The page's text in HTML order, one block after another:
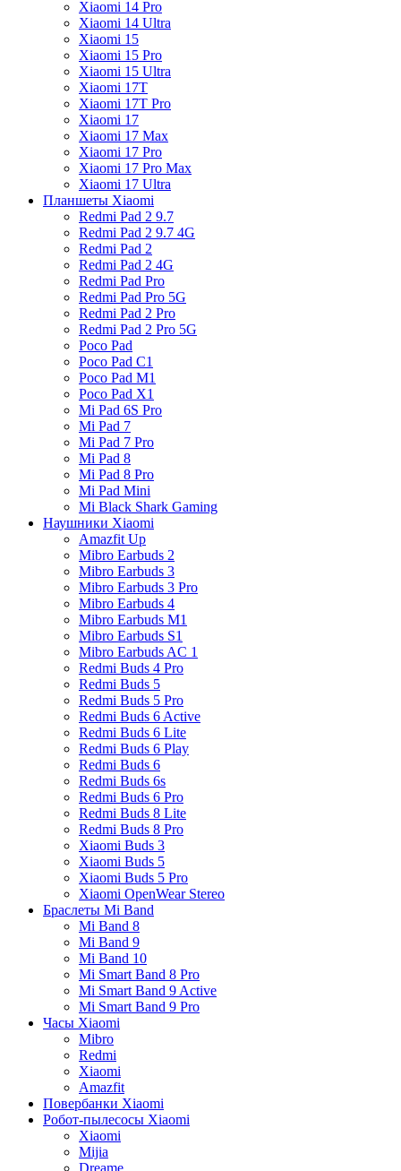
Xiaomi 14 Pro
Xiaomi 14 Ultra
Xiaomi 15
Xiaomi 15 Pro
Xiaomi 15 Ultra
Xiaomi 17T
Xiaomi 17T Pro
Xiaomi 17
Xiaomi 17 Max
Xiaomi 17 Pro
Xiaomi 17 Pro Max
Xiaomi 17 Ultra
Планшеты Xiaomi
Redmi Pad 2 9.7
Redmi Pad 2 9.7 4G
Redmi Pad 2
Redmi Pad 2 4G
Redmi Pad Pro
Redmi Pad Pro 5G
Redmi Pad 2 Pro
Redmi Pad 2 Pro 5G
Poco Pad
Poco Pad C1
Poco Pad M1
Poco Pad X1
Mi Pad 6S Pro
Mi Pad 7
Mi Pad 7 Pro
Mi Pad 8
Mi Pad 8 Pro
Mi Pad Mini
Mi Black Shark Gaming
Наушники Xiaomi
Amazfit Up
Mibro Earbuds 2
Mibro Earbuds 3
Mibro Earbuds 3 Pro
Mibro Earbuds 4
Mibro Earbuds M1
Mibro Earbuds S1
Mibro Earbuds AC 1
Redmi Buds 4 Pro
Redmi Buds 5
Redmi Buds 5 Pro
Redmi Buds 6 Active
Redmi Buds 6 Lite
Redmi Buds 6 Play
Redmi Buds 6
Redmi Buds 6s
Redmi Buds 6 Pro
Redmi Buds 8 Lite
Redmi Buds 8 Pro
Xiaomi Buds 3
Xiaomi Buds 5
Xiaomi Buds 5 Pro
Xiaomi OpenWear Stereo
Браслеты Mi Band
Mi Band 8
Mi Band 9
Mi Band 10
Mi Smart Band 8 Pro
Mi Smart Band 9 Active
Mi Smart Band 9 Pro
Часы Xiaomi
Mibro
Redmi
Xiaomi
Amazfit
Повербанки Xiaomi
Робот-пылесосы Xiaomi
Xiaomi
Mijia
Dreame